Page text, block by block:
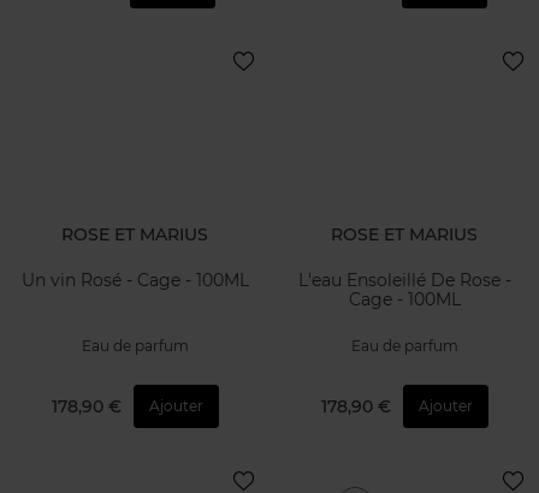
ROSE ET MARIUS
Un vin Rosé - Cage - 100ML
Eau de parfum
178,90 € Ajouter
ROSE ET MARIUS
L'eau Ensoleillé De Rose -
Cage - 100ML
Eau de parfum
178,90 € Ajouter